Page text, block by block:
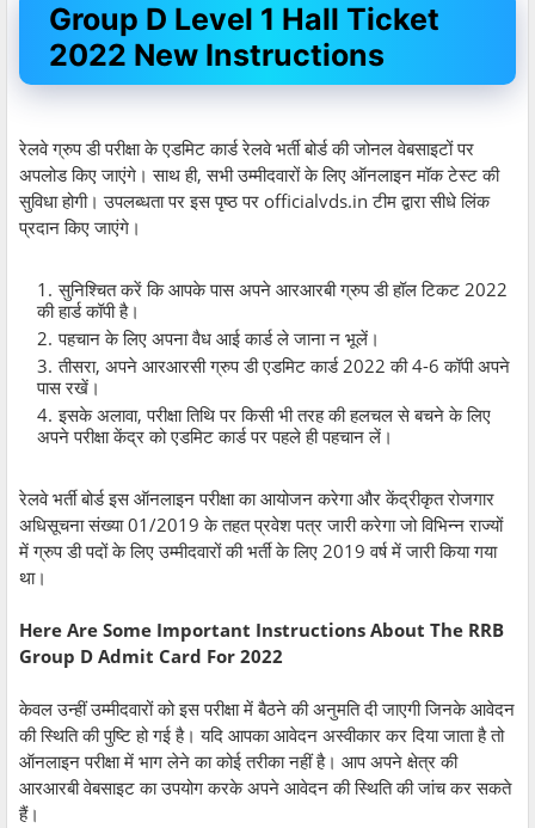
Group D Level 1 Hall Ticket
2022 New Instructions
रेलवे ग्रुप डी परीक्षा के एडमिट कार्ड रेलवे भर्ती बोर्ड की जोनल वेबसाइटों पर
अपलोड किए जाएंगे। साथ ही, सभी उम्मीदवारों के लिए ऑनलाइन मॉक टेस्ट की
सुविधा होगी। उपलब्धता पर इस पृष्ठ पर officialvds.in टीम द्वारा सीधे लिंक
प्रदान किए जाएंगे।
सुनिश्चित करें कि आपके पास अपने आरआरबी ग्रुप डी हॉल टिकट 2022
की हार्ड कॉपी है।
पहचान के लिए अपना वैध आई कार्ड ले जाना न भूलें।
तीसरा, अपने आरआरसी ग्रुप डी एडमिट कार्ड 2022 की 4-6 कॉपी अपने
पास रखें।
इसके अलावा, परीक्षा तिथि पर किसी भी तरह की हलचल से बचने के लिए
अपने परीक्षा केंद्र को एडमिट कार्ड पर पहले ही पहचान लें।
रेलवे भर्ती बोर्ड इस ऑनलाइन परीक्षा का आयोजन करेगा और केंद्रीकृत रोजगार
अधिसूचना संख्या 01/2019 के तहत प्रवेश पत्र जारी करेगा जो विभिन्न राज्यों
में ग्रुप डी पदों के लिए उम्मीदवारों की भर्ती के लिए 2019 वर्ष में जारी किया गया
था।
Here Are Some Important Instructions About The RRB
Group D Admit Card For 2022
केवल उन्हीं उम्मीदवारों को इस परीक्षा में बैठने की अनुमति दी जाएगी जिनके आवेदन
की स्थिति की पुष्टि हो गई है। यदि आपका आवेदन अस्वीकार कर दिया जाता है तो
ऑनलाइन परीक्षा में भाग लेने का कोई तरीका नहीं है। आप अपने क्षेत्र की
आरआरबी वेबसाइट का उपयोग करके अपने आवेदन की स्थिति की जांच कर सकते
हैं।